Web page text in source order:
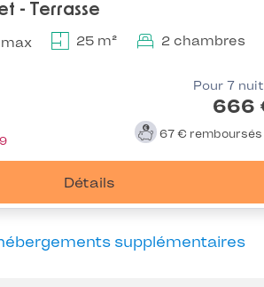
- Terrasse
25 m² 2 chambres
Pour 7
666
67 € remboursés
Détails
supplémentaires